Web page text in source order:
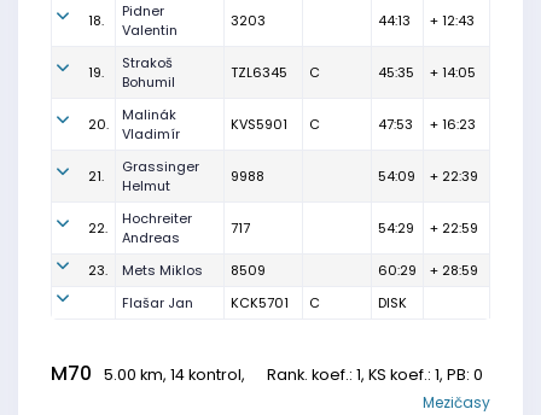
18.
Pidner
Valentin
3203 44:13 + 12:43
19.
Strakoš
Bohumil
TZL6345 C 45:35 + 14:05
20.
Malinák
Vladimír
KVS5901 C 47:53 + 16:23
21.
Grassinger
Helmut
9988 54:09 + 22:39
22.
Hochreiter
Andreas
717 54:29 + 22:59
23. Mets Miklos 8509 60:29
+ 28:59
Flašar Jan
KCK5701 C DISK
M70 5.00 km, 14 kontrol, Rank. koef.: 1, KS koef.: 1, PB: 0
Mezičasy